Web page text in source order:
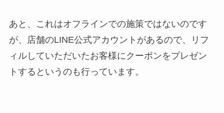
あと、これはオフラインでの施策ではないのです
が、店舗のLINE公式アカウントがあるので、リフ
ィルしていただいたお客様にクーポンをプレゼン
トするというのも行っています。